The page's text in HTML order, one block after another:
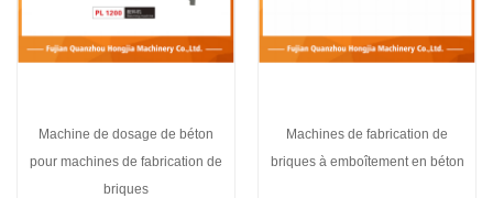
Machine de dosage de béton
pour machines de fabrication de
briques
Machines de fabrication de
briques à emboîtement en béton